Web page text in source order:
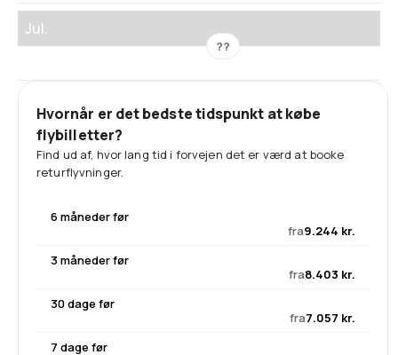
Jul.
??
Hvornår er det bedste tidspunkt at købe
flybilletter?
Find ud af, hvor lang tid i forvejen det er værd at booke
returflyvninger.
6 måneder før
fra9.244 kr.
3 måneder før
fra8.403 kr.
30 dage før
fra7.057 kr.
7 dage før